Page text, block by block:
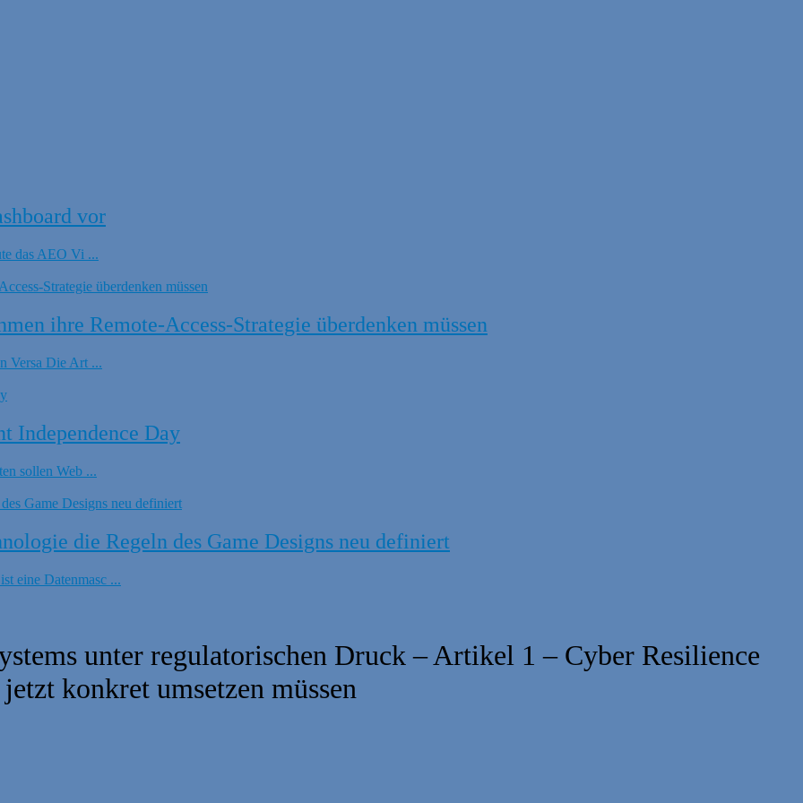
vor
das AEO Vi ...
ihre Remote-Access-Strategie überdenken müssen
Versa Die Art ...
Independence Day
sollen Web ...
die Regeln des Game Designs neu definiert
eine Datenmasc ...
unter regulatorischen Druck – Artikel 1 – Cyber Resilience
konkret umsetzen müssen